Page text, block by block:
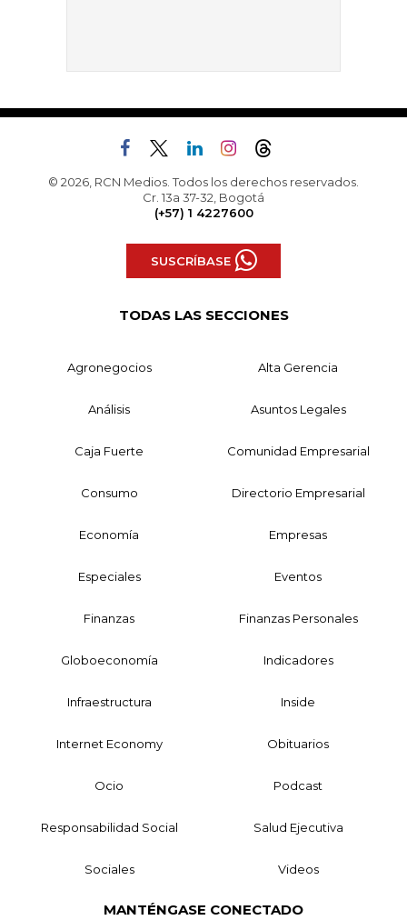
© 2026, RCN Medios. Todos los derechos reservados.
Cr. 13a 37-32, Bogotá
(+57) 1 4227600
SUSCRÍBASE
TODAS LAS SECCIONES
Agronegocios Alta Gerencia
Análisis Asuntos Legales
Caja Fuerte Comunidad Empresarial
Consumo Directorio Empresarial
Economía Empresas
Especiales Eventos
Finanzas Finanzas Personales
Globoeconomía Indicadores
Infraestructura Inside
Internet Economy Obituarios
Ocio Podcast
Responsabilidad Social Salud Ejecutiva
Sociales Videos
MANTÉNGASE CONECTADO